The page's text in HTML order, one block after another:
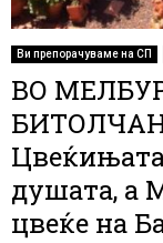
Ви препорачуваме на СП
ВО
душата, а
цвеќе на